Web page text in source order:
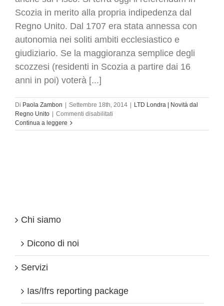
Scozia in merito alla propria indipedenza dal
Regno Unito. Dal 1707 era stata annessa con
autonomia nei soliti ambiti ecclesiastico e
giudiziario. Se la maggioranza semplice degli
scozzesi (residenti in Scozia a partire dai 16
anni in poi) voterà [...]
Di Paola Zambon Settembre 18th, 2014
LTD Londra | Novità dal
Regno Unito
Commenti disabilitati
le
Continua a leggere
Chi siamo
Dicono di noi
Servizi
Ias/Ifrs reporting package